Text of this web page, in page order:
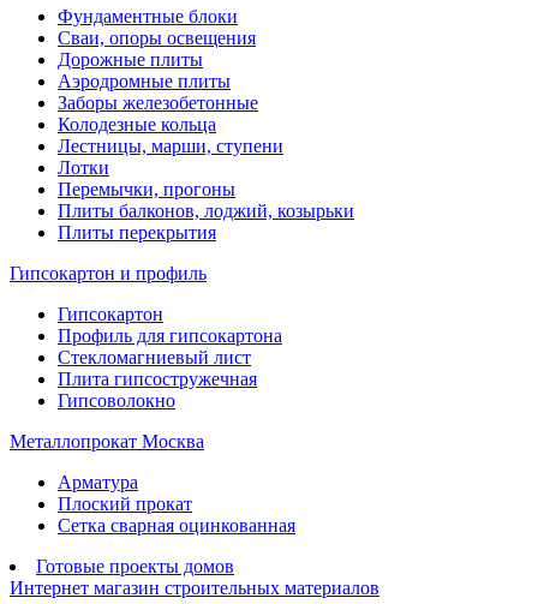
Фундаментные блоки
Сваи, опоры освещения
Дорожные плиты
Аэродромные плиты
Заборы железобетонные
Колодезные кольца
Лестницы, марши, ступени
Лотки
Перемычки, прогоны
Плиты балконов, лоджий, козырьки
Плиты перекрытия
Гипсокартон и профиль
Гипсокартон
Профиль для гипсокартона
Стекломагниевый лист
Плита гипсостружечная
Гипсоволокно
Металлопрокат Москва
Арматура
Плоский прокат
Сетка сварная оцинкованная
Готовые проекты домов
Интернет магазин строительных материалов